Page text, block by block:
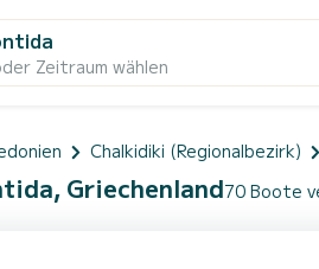
Zeitraum wählen
Chalkidiki (Regionalbezirk)
Griechenland70 Boote